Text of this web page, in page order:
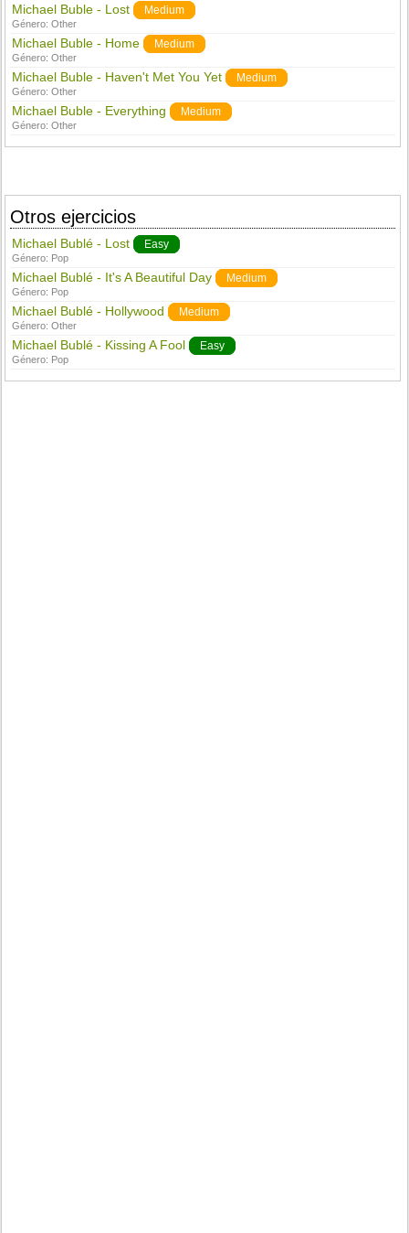
Michael Buble - Lost Medium
Género:Other
Michael Buble - Home Medium
Género:Other
Michael Buble - Haven't Met You Yet Medium
Género:Other
Michael Buble - Everything Medium
Género:Other
Otros ejercicios
Michael Bublé - Lost Easy
Género: Pop
Michael Bublé - It's A Beautiful Day Medium
Género: Pop
Michael Bublé - Hollywood Medium
Género:Other
Michael Bublé - Kissing A Fool Easy
Género: Pop